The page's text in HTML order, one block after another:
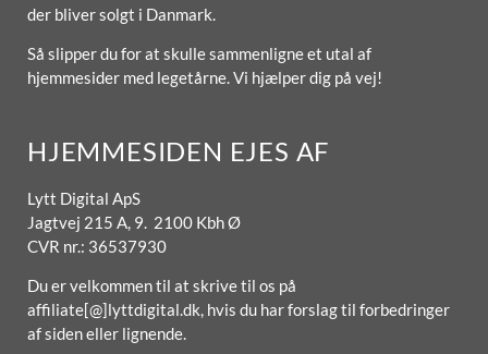
der bliver solgt i Danmark.
Så slipper du for at skulle sammenligne et utal af
hjemmesider med legetårne. Vi hjælper dig på vej!
HJEMMESIDEN EJES AF
Lytt Digital ApS
Jagtvej 215 A, 9. 2100 Kbh Ø
CVR nr.: 36537930
Du er velkommen til at skrive til os på
affiliate[@]lyttdigital.dk, hvis du har forslag til forbedringer
af siden eller lignende.